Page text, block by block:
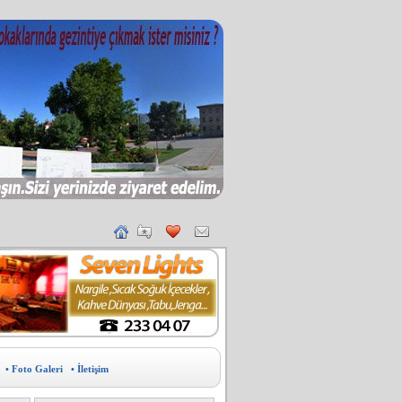
• Foto Galeri • İletişim